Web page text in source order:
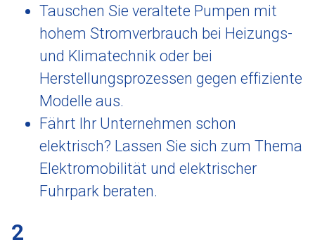
Tauschen Sie veraltete Pumpen mit
hohem Stromverbrauch bei Heizungs-
und Klimatechnik oder bei
Herstellungsprozessen gegen effiziente
Modelle aus.
Fährt Ihr Unternehmen schon
elektrisch? Lassen Sie sich zum Thema
Elektromobilität und elektrischer
Fuhrpark beraten.
2